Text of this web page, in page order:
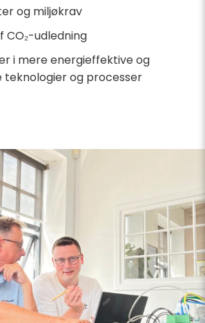
og miljøkrav
CO₂-udledning
i mere energieffektive og
teknologier og processer